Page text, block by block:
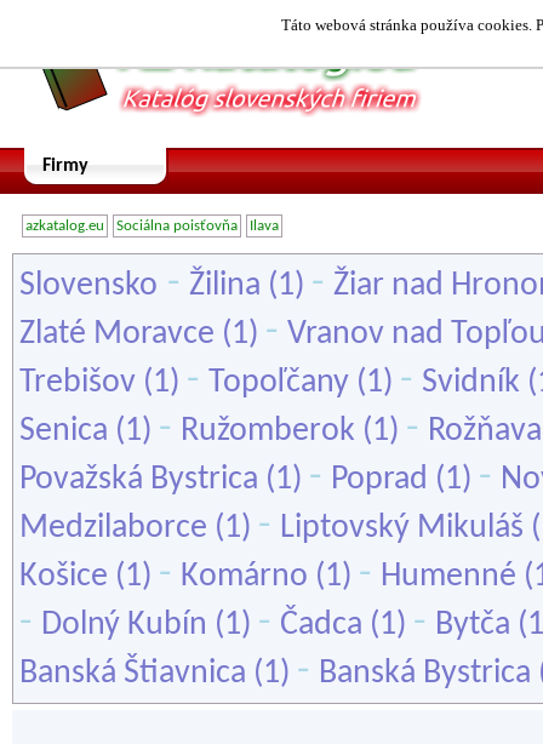
Táto webová stránka používa cookies.
Firmy
azkatalog.eu Sociálna poisťovňa Ilava
Slovensko - Žilina (1) - Žiar nad
Zlaté Moravce (1) - Vranov nad
Trebišov (1) - Topoľčany (1) - Svidník
Senica (1) - Ružomberok (1) - Rožňava
Považská Bystrica (1) - Poprad (1) -
Medzilaborce (1) - Liptovský Mikuláš
Košice (1) - Komárno (1) - Humenné
- Dolný Kubín (1) - Čadca (1) - Bytča
Banská Štiavnica (1) - Banská Bystrica